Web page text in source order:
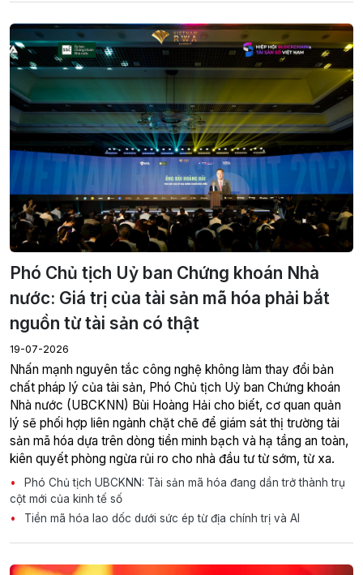
Phó Chủ tịch Uỷ ban Chứng khoán Nhà
nước: Giá trị của tài sản mã hóa phải bắt
nguồn từ tài sản có thật
19-07-2026
Nhấn mạnh nguyên tắc công nghệ không làm thay đổi bản
chất pháp lý của tài sản, Phó Chủ tịch Uỷ ban Chứng khoán
Nhà nước (UBCKNN) Bùi Hoàng Hải cho biết, cơ quan quản
lý sẽ phối hợp liên ngành chặt chẽ để giám sát thị trường tài
sản mã hóa dựa trên dòng tiền minh bạch và hạ tầng an toàn,
kiên quyết phòng ngừa rủi ro cho nhà đầu tư từ sớm, từ xa.
Phó Chủ tịch UBCKNN: Tài sản mã hóa đang dần trở thành trụ
cột mới của kinh tế số
Tiền mã hóa lao dốc dưới sức ép từ địa chính trị và AI